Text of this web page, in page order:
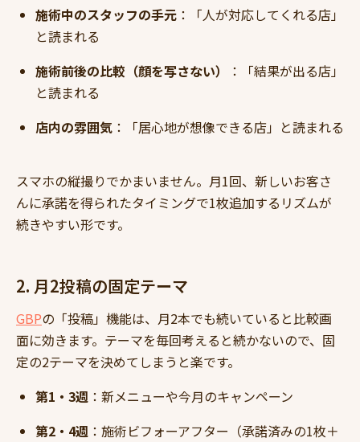
施術中のスタッフの手元 ：「人が対応してくれる店」
と読まれる
施術前後の比較（顔を写さない）
：「結果が出る店」
と読まれる
店内の雰囲気 ：「居心地が想像できる店」と読まれる
スマホの縦撮りでかまいません。月1回、新しいお客さ
んに承諾を得られたタイミングで1枚追加するリズムが
続きやすい形です。
2. 月2投稿の固定テーマ
GBPの「投稿」機能は、月2本でも続いていると比較画
面に効きます。テーマを毎回考えると続かないので、固
定の2テーマを決めてしまうと楽です。
第1・3週 ：新メニューや今月のキャンペーン
第2・4週 ：施術ビフォーアフター（承諾済みの1枚＋